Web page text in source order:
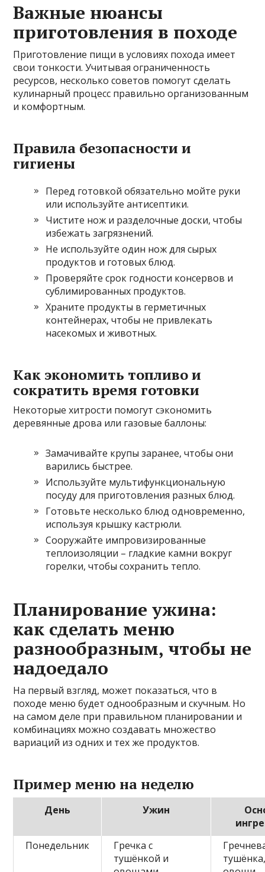
Важные нюансы
приготовления в походе
Приготовление пищи в условиях похода имеет
свои тонкости. Учитывая ограниченность
ресурсов, несколько советов помогут сделать
кулинарный процесс правильно организованным
и комфортным.
Правила безопасности и
гигиены
Перед готовкой обязательно мойте руки
или используйте антисептики.
Чистите нож и разделочные доски, чтобы
избежать загрязнений.
Не используйте один нож для сырых
продуктов и готовых блюд.
Проверяйте срок годности консервов и
сублимированных продуктов.
Храните продукты в герметичных
контейнерах, чтобы не привлекать
насекомых и животных.
Как экономить топливо и
сократить время готовки
Некоторые хитрости помогут сэкономить
деревянные дрова или газовые баллоны:
Замачивайте крупы заранее, чтобы они
варились быстрее.
Используйте мультифункциональную
посуду для приготовления разных блюд.
Готовьте несколько блюд одновременно,
используя крышку кастрюли.
Сооружайте импровизированные
теплоизоляции – гладкие камни вокруг
горелки, чтобы сохранить тепло.
Планирование ужина:
как сделать меню
разнообразным, чтобы не
надоедало
На первый взгляд, может показаться, что в
походе меню будет однообразным и скучным. Но
на самом деле при правильном планировании и
комбинациях можно создавать множество
вариаций из одних и тех же продуктов.
Пример меню на неделю
День Ужин
Понедельник
Гречка с
тушёнкой и